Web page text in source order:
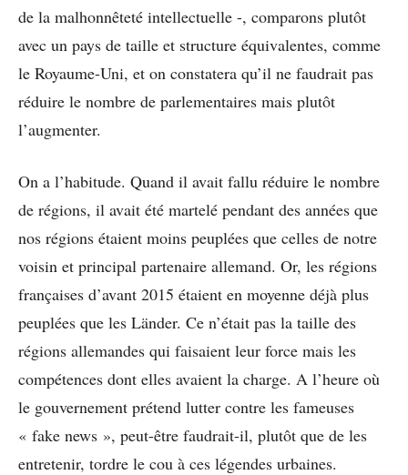
de la malhonnêteté intellectuelle -, comparons plutôt
avec un pays de taille et structure équivalentes, comme
le Royaume-Uni, et on constatera qu’il ne faudrait pas
réduire le nombre de parlementaires mais plutôt
l’augmenter.
On a l’habitude. Quand il avait fallu réduire le nombre
de régions, il avait été martelé pendant des années que
nos régions étaient moins peuplées que celles de notre
voisin et principal partenaire allemand. Or, les régions
françaises d’avant 2015 étaient en moyenne déjà plus
peuplées que les Länder. Ce n’était pas la taille des
régions allemandes qui faisaient leur force mais les
compétences dont elles avaient la charge. A l’heure où
le gouvernement prétend lutter contre les fameuses
« fake news », peut-être faudrait-il, plutôt que de les
entretenir, tordre le cou à ces légendes urbaines.